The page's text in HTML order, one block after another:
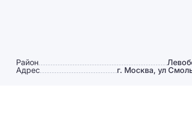
Район
Адрес г. Москва, ул